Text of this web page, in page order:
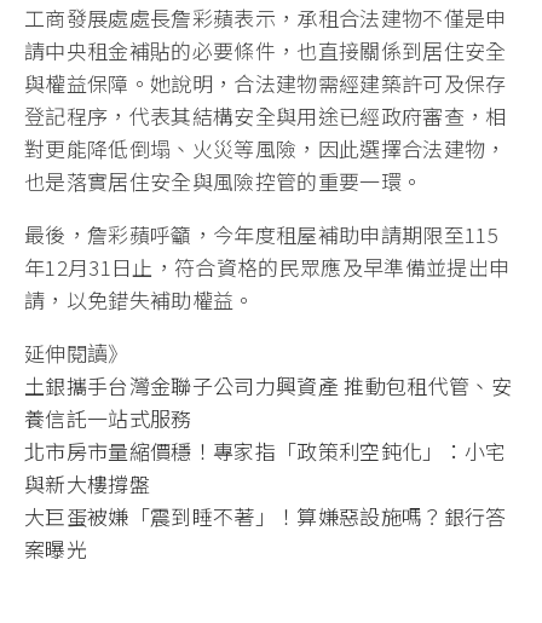
工商發展處處長詹彩蘋表示，承租合法建物不僅是申
請中央租金補貼的必要條件，也直接關係到居住安全
與權益保障。她說明，合法建物需經建築許可及保存
登記程序，代表其結構安全與用途已經政府審查，相
對更能降低倒塌、火災等風險，因此選擇合法建物，
也是落實居住安全與風險控管的重要一環。
最後，詹彩蘋呼籲，今年度租屋補助申請期限至115
年12月31日止，符合資格的民眾應及早準備並提出申
請，以免錯失補助權益。
延伸閱讀》
土銀攜手台灣金聯子公司力興資產 推動包租代管、安
養信託一站式服務
北市房市量縮價穩！專家指「政策利空鈍化」：小宅
與新大樓撐盤
大巨蛋被嫌「震到睡不著」！算嫌惡設施嗎？銀行答
案曝光